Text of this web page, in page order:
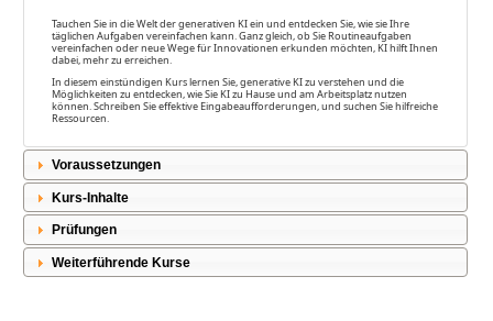
Tauchen Sie in die Welt der generativen KI ein und entdecken Sie, wie sie Ihre
täglichen Aufgaben vereinfachen kann. Ganz gleich, ob Sie Routineaufgaben
vereinfachen oder neue Wege für Innovationen erkunden möchten, KI hilft Ihnen
dabei, mehr zu erreichen.
In diesem einstündigen Kurs lernen Sie, generative KI zu verstehen und die
Möglichkeiten zu entdecken, wie Sie KI zu Hause und am Arbeitsplatz nutzen
können. Schreiben Sie effektive Eingabeaufforderungen, und suchen Sie hilfreiche
Ressourcen.
Voraussetzungen
Kurs-Inhalte
Prüfungen
Weiterführende Kurse